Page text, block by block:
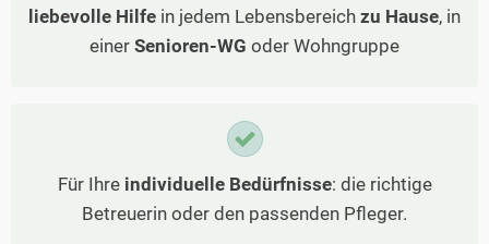
liebevolle Hilfe in jedem Lebensbereich zu Hause, in
einer Senioren-WG oder Wohngruppe
Für Ihre individuelle Bedürfnisse: die richtige
Betreuerin oder den passenden Pfleger.